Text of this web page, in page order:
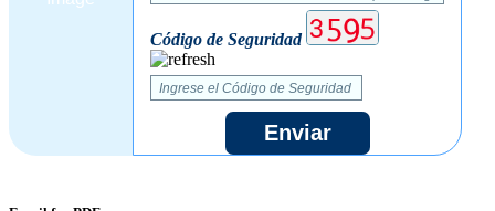
Código de Seguridad
Enviar